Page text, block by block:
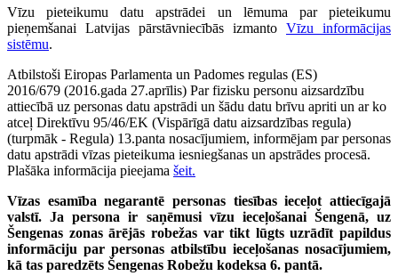
Vīzu pieteikumu datu apstrādei un lēmuma par pieteikumu
pieņemšanai Latvijas pārstāvniecībās izmanto Vīzu informācijas
sistēmu.
Atbilstoši Eiropas Parlamenta un Padomes regulas (ES)
2016/679 (2016.gada 27.aprīlis) Par fizisku personu aizsardzību
attiecībā uz personas datu apstrādi un šādu datu brīvu apriti un ar ko
atceļ Direktīvu 95/46/EK (Vispārīgā datu aizsardzības regula)
(turpmāk - Regula) 13.panta nosacījumiem, informējam par personas
datu apstrādi vīzas pieteikuma iesniegšanas un apstrādes procesā.
Plašāka informācija pieejama šeit.
Vīzas esamība negarantē personas tiesības ieceļot attiecīgajā
valstī. Ja persona ir saņēmusi vīzu ieceļošanai Šengenā, uz
Šengenas zonas ārējās robežas var tikt lūgts uzrādīt papildus
informāciju par personas atbilstību ieceļošanas nosacījumiem,
kā tas paredzēts Šengenas Robežu kodeksa 6. pantā.